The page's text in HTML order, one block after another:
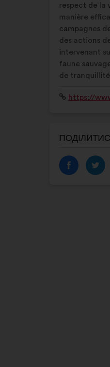
respect de la
manière
campagnes
des actions
intervenant
faune
de
Вебсайт:
https://